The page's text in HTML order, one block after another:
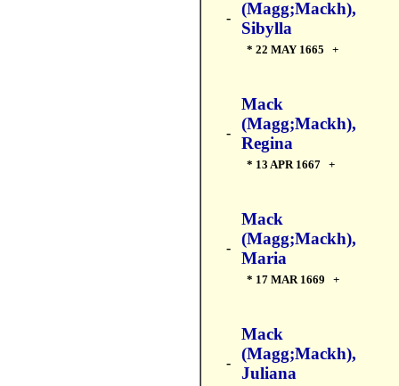
-
(Magg;Mackh),
Sibylla
* 22 MAY 1665 +
-
Mack
(Magg;Mackh),
Regina
* 13 APR 1667 +
-
Mack
(Magg;Mackh),
Maria
* 17 MAR 1669 +
-
Mack
(Magg;Mackh),
Juliana